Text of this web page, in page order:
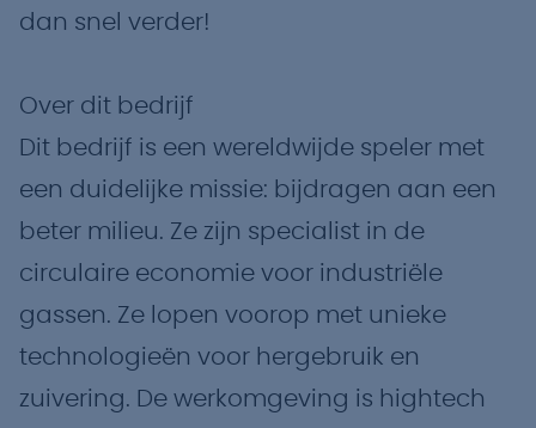
dan snel verder!
Over dit bedrijf
Dit bedrijf is een wereldwijde speler met
een duidelijke missie: bijdragen aan een
beter milieu. Ze zijn specialist in de
circulaire economie voor industriële
gassen. Ze lopen voorop met unieke
technologieën voor hergebruik en
zuivering. De werkomgeving is hightech